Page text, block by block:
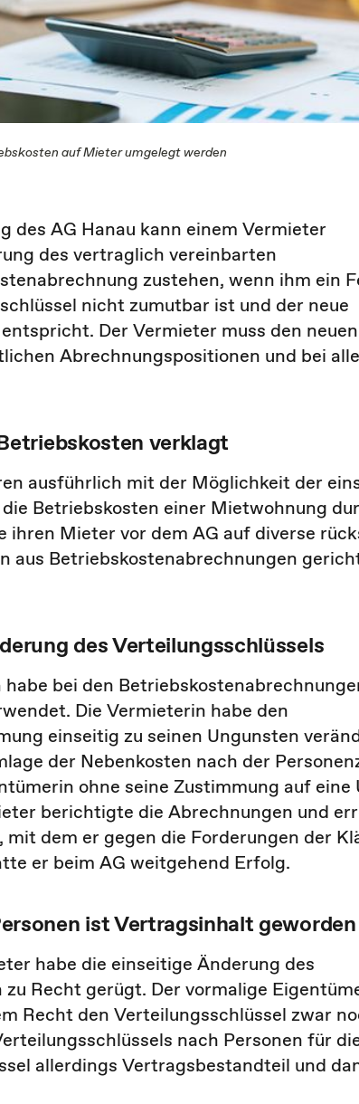
auf Mieter umgelegt werden
des AG Hanau kann einem Vermieter
des vertraglich vereinbarten
zustehen, wenn ihm ein
nicht zumutbar ist und der neue
Der Vermieter muss den neuen
Abrechnungspositionen und bei
verklagt
ausführlich mit der Möglichkeit der
Betriebskosten einer Mietwohnung
Mieter vor dem AG auf diverse
aus Betriebskostenabrechnungen
des Verteilungsschlüssels
bei den
Die Vermieterin habe den
einseitig zu seinen Ungunsten
der Nebenkosten nach der
ohne seine Zustimmung auf eine
berichtigte die Abrechnungen und
dem er gegen die Forderungen der
er beim AG weitgehend Erfolg.
ist Vertragsinhalt geworden
habe die einseitige Änderung des
Recht gerügt. Der vormalige
Recht den Verteilungsschlüssel zwar
nach Personen für
allerdings Vertragsbestandteil und